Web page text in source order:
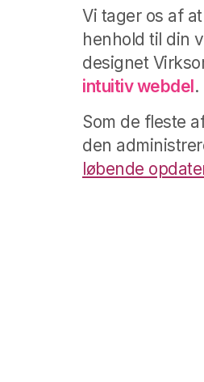
Vi tager os af
henhold til din
designet
intuitiv webdel.
Som de fleste
den
løbende